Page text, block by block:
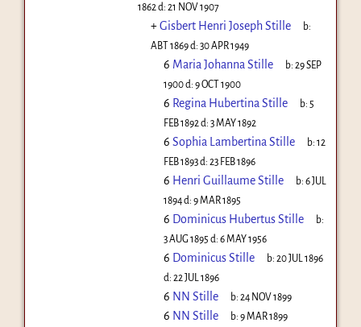
1862 d: 21 NOV 1907
+Gisbert Henri Joseph Stille
b:
ABT 1869d: 30 APR 1949
6 Maria Johanna Stille b:29 SEP
1900d: 9 OCT 1900
6 Regina Hubertina Stille b: 5
FEB 1892 d: 3 MAY 1892
6 Sophia Lambertina Stille b:12
FEB 1893d: 23 FEB 1896
6 Henri Guillaume Stille b:6 JUL
1894d: 9 MAR 1895
6 Dominicus Hubertus Stille
b:
3 AUG 1895 d: 6 MAY 1956
6 Dominicus Stille b:20 JUL 1896
d: 22 JUL 1896
6 NN Stille b:24 NOV 1899
6 NN Stille b:9 MAR 1899